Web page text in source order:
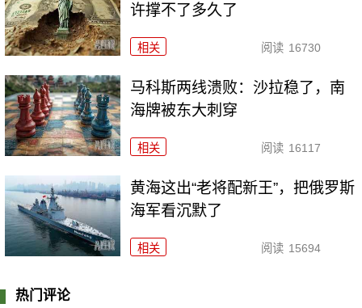
许撑不了多久了
相关 阅读 16730
马科斯两线溃败：沙拉稳了，南
海牌被东大刺穿
相关 阅读 16117
黄海这出“老将配新王”，把俄罗斯
海军看沉默了
相关 阅读 15694
热门评论